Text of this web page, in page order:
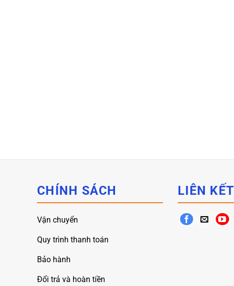
CHÍNH SÁCH
Vận chuyển
Quy trình thanh toán
Bảo hành
Đổi trả và hoàn tiền
LIÊN KẾT